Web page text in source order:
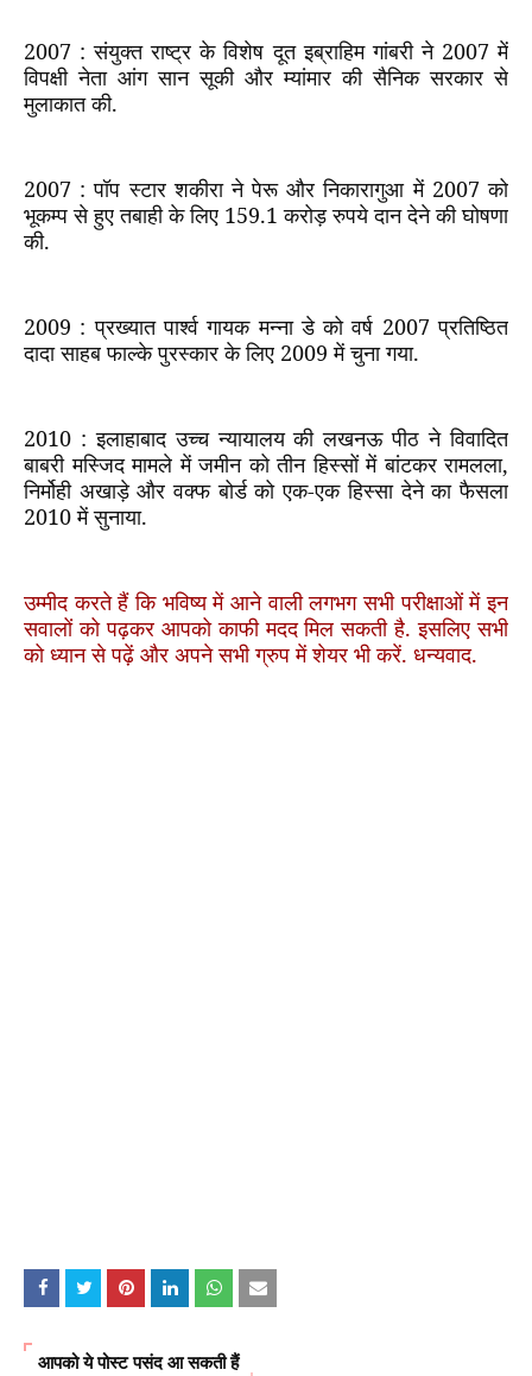
2007 :संयुक्त राष्ट्र के विशेष दूत इब्राहिम गांबरी ने 2007में
विपक्षी नेता आंग सान सूकी और म्यांमार की सैनिक सरकार से
मुलाकात की.
2007 :पॉप स्टार शकीरा ने पेरू और निकारागुआ में 2007को
भूकम्प से हुए तबाही के लिए 159.1 करोड़ रुपये दान देने की घोषणा
की.
2009 :प्रख्यात पार्श्व गायक मन्ना डे को वर्ष 2007प्रतिष्ठित
दादा साहब फाल्के पुरस्कार के लिए 2009 में चुना गया.
2010 :इलाहाबाद उच्च न्यायालय की लखनऊ पीठ ने विवादित
बाबरी मस्जिद मामले में जमीन को तीन हिस्सों में बांटकर रामलला,
निर्मोही अखाड़े और वक्फ बोर्ड को एक-एक हिस्सा देने का फैसला
2010में सुनाया.
उम्मीद करते हैं कि भविष्य में आने वाली लगभग सभी परीक्षाओं में इन
सवालों को पढ़कर आपको काफी मदद मिल सकती है. इसलिए सभी
को ध्यान से पढ़ें और अपने सभी ग्रुप में शेयर भी करें. धन्यवाद.
आपको ये पोस्ट पसंद आ सकती हैं